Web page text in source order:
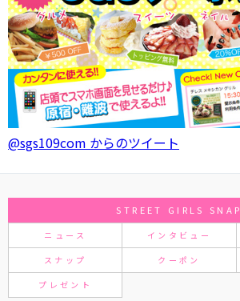
@sgs109com からのツイート
STREET GIRLS SNAP
ニュース インタビュー
スナップ クーポン
プレゼント